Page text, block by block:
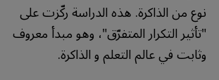
نوع من الذاكرة. هذه الدراسة ركّزت على
"تأثير التكرار المتفرّق"، وهو مبدأ معروف
وثابت في عالم التعلم و الذاكرة.